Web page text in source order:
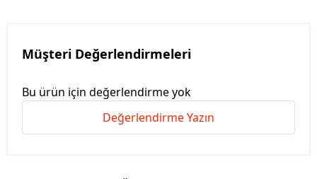
Müşteri Değerlendirmeleri
Bu ürün için değerlendirme yok
Değerlendirme Yazın